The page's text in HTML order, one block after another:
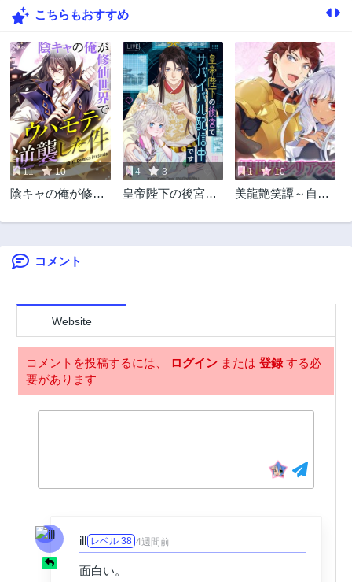
27話
25話
3年前
24話
3年前
23話
3年前
22話
3年前
21話
3年前
20話
3年前
19話
3年前
18話
3年前
17話 16話
15話
13話
11話
3年前
10話
3年前
9話
3年前
こちらもおすすめ
11 10
陰キャの俺が修仙
襲した件
4 3
皇帝陛下の後宮で
です
1 10
美龍艶笑譚～自己
ラゴン級美少女魔
コメント
Website
コメントを投稿するには、 ログイン または 登録する必
要があります
ill レベル 38 4週間前
面白い。